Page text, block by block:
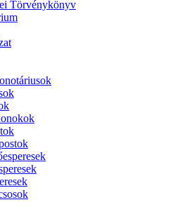
Törvénykönyv